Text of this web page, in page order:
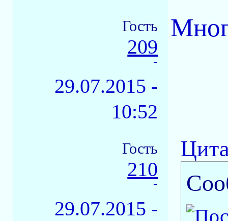
Гость
209
-
29.07.2015 -
10:52
Гость
210
-
29.07.2015 -